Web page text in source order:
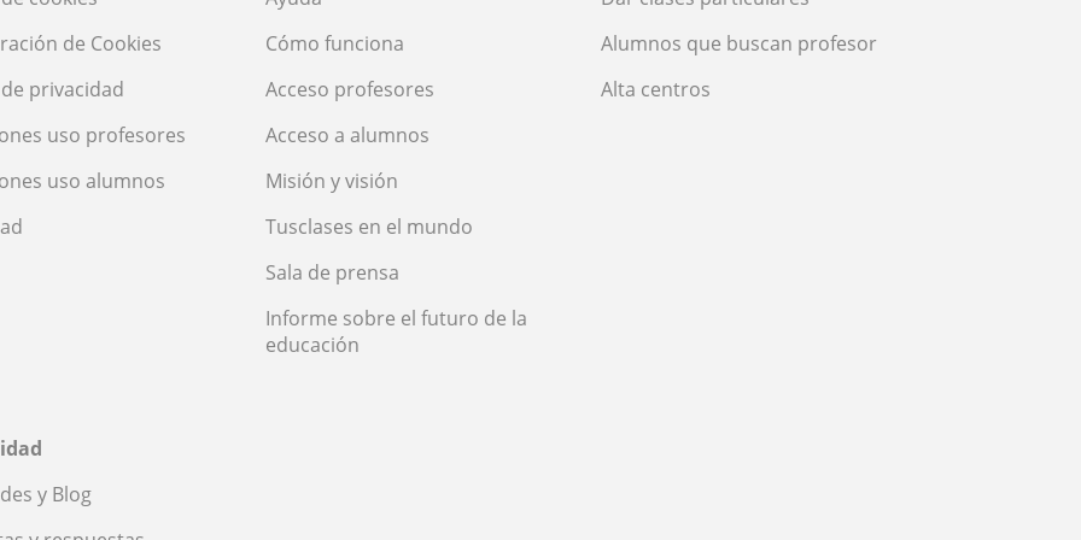
de Cookies
privacidad
uso profesores
uso alumnos
Cómo funciona
Acceso profesores
Acceso a alumnos
Misión y visión
Tusclases en el mundo
Sala de prensa
Informe sobre el futuro de la
educación
Alumnos que buscan profesor
Alta centros
y Blog